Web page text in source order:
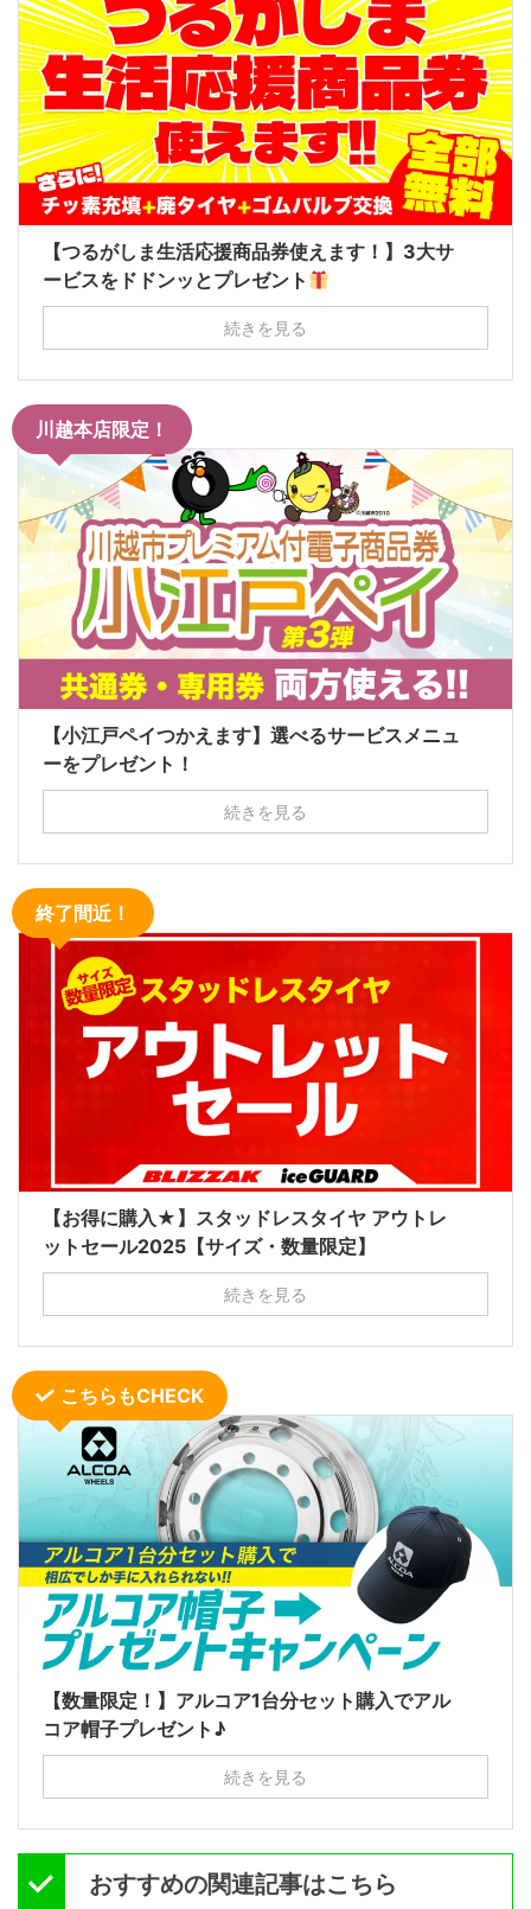
【つるがしま生活応援商品券使えます！】3大サ
ービスをドドンッとプレゼント
続きを見る
川越本店限定！
【小江戸ペイつかえます】選べるサービスメニュ
ーをプレゼント！
続きを見る
終了間近！
【お得に購入★】スタッドレスタイヤ アウトレ
ットセール2025【サイズ・数量限定】
続きを見る
こちらもCHECK
【数量限定！】アルコア1台分セット購入でアル
コア帽子プレゼント♪
続きを見る
おすすめの関連記事はこちら